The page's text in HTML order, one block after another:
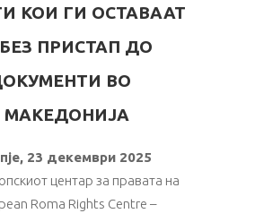
КОИ ГИ ОСТАВААТ
ПРИСТАП ДО
ВО
МАКЕДОНИЈА
23 декември 2025
центар за правата на
Roma Rights Centre –